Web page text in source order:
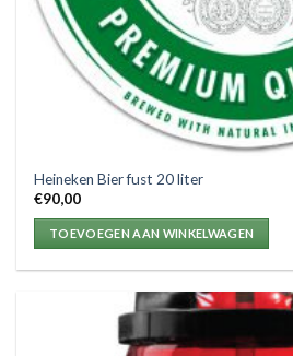
Heineken Bier fust 20 liter
€90,00
TOEVOEGEN AAN WINKELWAGEN